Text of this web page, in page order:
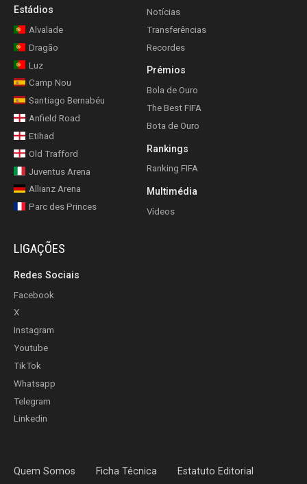
Estádios
Alvalade
Dragão
Luz
Camp Nou
Santiago Bernabéu
Anfield Road
Etihad
Old Trafford
Juventus Arena
Allianz Arena
Parc des Princes
Notícias
Transferências
Recordes
Prémios
Bola de Ouro
The Best FIFA
Bota de Ouro
Rankings
Ranking FIFA
Multimédia
Vídeos
LIGAÇÕES
Redes Sociais
Facebook
X
Instagram
Youtube
TikTok
Whatsapp
Telegram
Linkedin
Quem Somos Ficha Técnica Estatuto Editorial